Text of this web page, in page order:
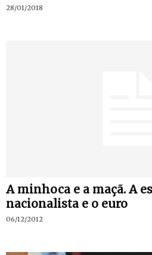
28/01/2018
A minhoca e a maçã. A
nacionalista e o euro
06/12/2012